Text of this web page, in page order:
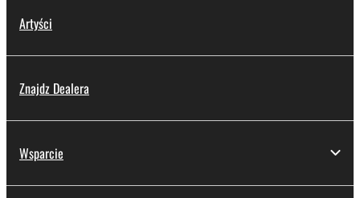
Artyści
Znajdz Dealera
Wsparcie